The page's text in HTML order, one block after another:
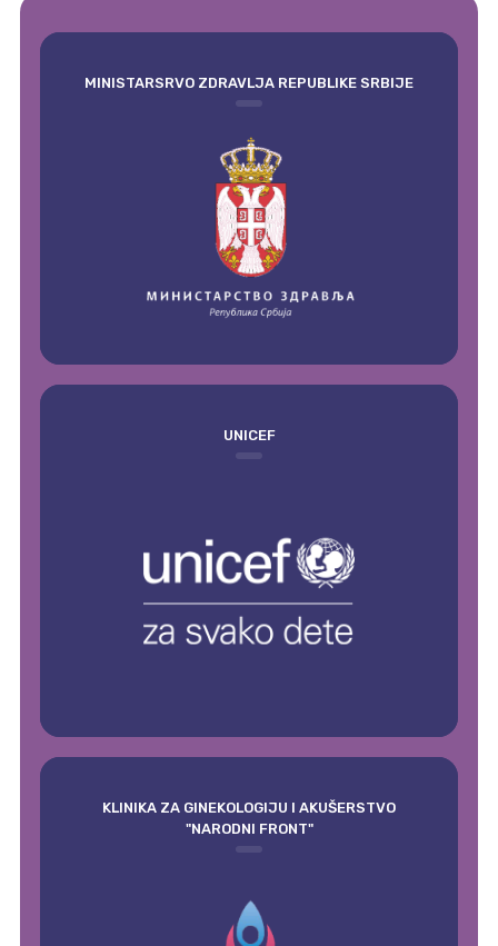
MINISTARSRVO ZDRAVLJA REPUBLIKE SRBIJE
UNICEF
KLINIKA ZA GINEKOLOGIJU I AKUŠERSTVO
"NARODNI FRONT"